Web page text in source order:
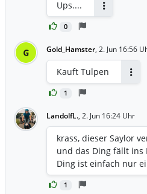
0
Ups....
G Gold_Hamster, 2. Jun 16:56
1
Kauft Tulpen
LandolfL., 2. Jun 16:24 Uhr
1
krass, dieser Saylor
und das Ding fällt ins
Ding ist einfach nur